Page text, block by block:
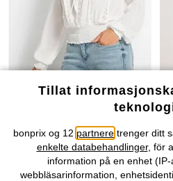
SVÆRT POPULÆRT
Bluse i myk viskose
359 kr
Tillat
bonprix og 12 partnere trenger ditt
enkelte databehandlinger, för
information på en enhet
webbläsarinformation,